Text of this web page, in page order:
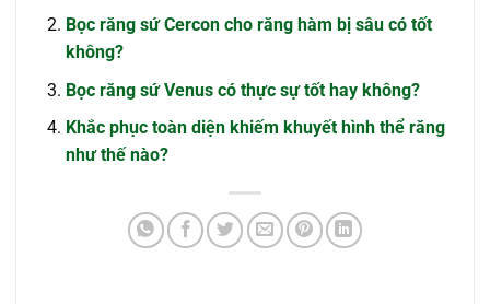
Bọc răng sứ Cercon cho răng hàm bị sâu có tốt
không?
Bọc răng sứ Venus có thực sự tốt hay không?
Khắc phục toàn diện khiếm khuyết hình thể răng
như thế nào?